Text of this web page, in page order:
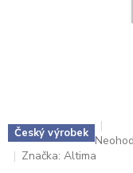
Český výrobek
Značka: Altima